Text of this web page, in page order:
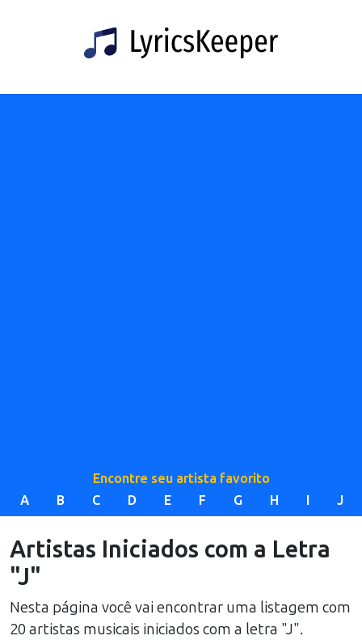
Encontre seu artista favorito
A
B C D E F G H I J
Artistas Iniciados com a Letra
"J"
Nesta página você vai encontrar uma listagem com
20 artistas musicais iniciados com a letra "J".